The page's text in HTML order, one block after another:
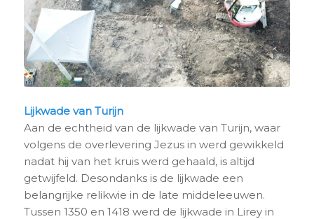
Lijkwade van Turijn
Aan de echtheid van de lijkwade van Turijn, waar
volgens de overlevering Jezus in werd gewikkeld
nadat hij van het kruis werd gehaald, is altijd
getwijfeld. Desondanks is de lijkwade een
belangrijke relikwie in de late middeleeuwen.
Tussen 1350 en 1418 werd de lijkwade in Lirey in